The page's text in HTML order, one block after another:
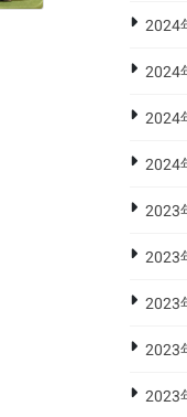
2024
2024
2024
2024
2023
2023
2023
2023
2023